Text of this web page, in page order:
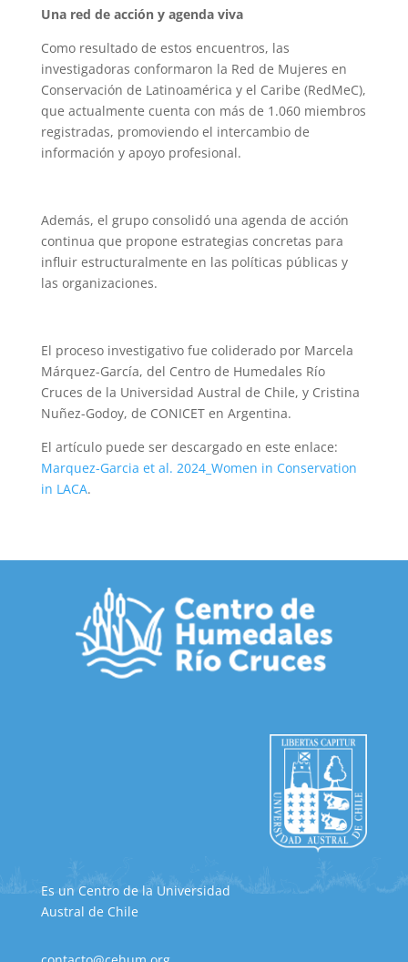
Una red de acción y agenda viva
Como resultado de estos encuentros, las
investigadoras conformaron la Red de Mujeres en
Conservación de Latinoamérica y el Caribe (RedMeC),
que actualmente cuenta con más de 1.060 miembros
registradas, promoviendo el intercambio de
información y apoyo profesional.
Además, el grupo consolidó una agenda de acción
continua que propone estrategias concretas para
influir estructuralmente en las políticas públicas y
las organizaciones.
El proceso investigativo fue coliderado por Marcela
Márquez-García, del Centro de Humedales Río
Cruces de la Universidad Austral de Chile, y Cristina
Nuñez-Godoy, de CONICET en Argentina.
El artículo puede ser descargado en este enlace:
Marquez-Garcia et al. 2024_Women in Conservation
in LACA.
Es un Centro de la Universidad
Austral de Chile